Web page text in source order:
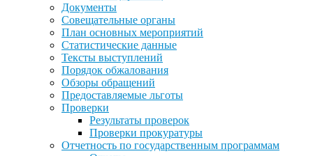
Документы
Совещательные органы
План основных мероприятий
Статистические данные
Тексты выступлений
Порядок обжалования
Обзоры обращений
Предоставляемые льготы
Проверки
Результаты проверок
Проверки прокуратуры
Отчетность по государственным программам